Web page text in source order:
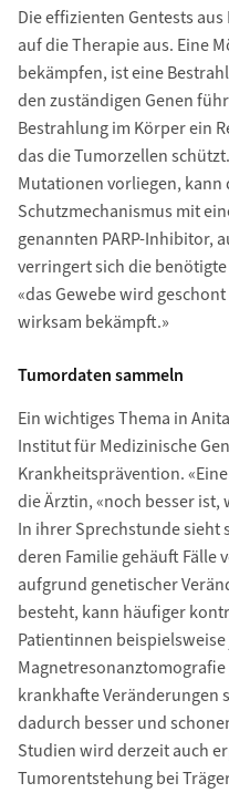
Die efﬁzienten Gentests
auf die Therapie aus. Eine
bekämpfen, ist eine
den zuständigen Genen
Bestrahlung im Körper ein
das die Tumorzellen
Mutationen vorliegen,
Schutzmechanismus mit
genannten PARP-Inhibitor,
verringert sich die
«das Gewebe wird
wirksam bekämpft.»
Tumordaten sammeln
Ein wichtiges Thema in
Institut für Medizinische
Krankheitsprävention.
die Ärztin, «noch besser
In ihrer Sprechstunde sieht
deren Familie gehäuft Fälle
aufgrund genetischer
besteht, kann häuﬁger
Patientinnen
krankhafte Veränderungen
dadurch besser und
Studien wird derzeit auch
Tumorentstehung bei